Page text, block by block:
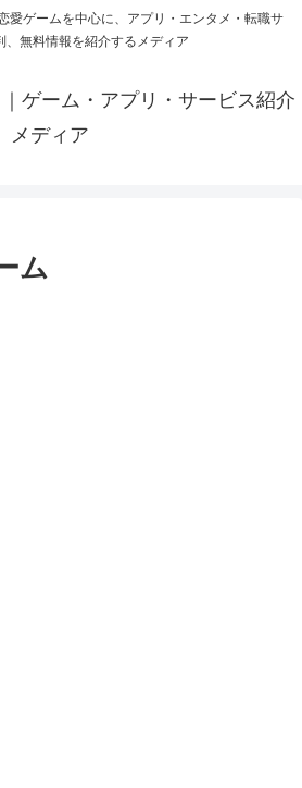
愛ゲームを中心に、アプリ・エンタメ・転職サ
、無料情報を紹介するメディア
ゲーム・アプリ・サービス紹介
メディア
ム